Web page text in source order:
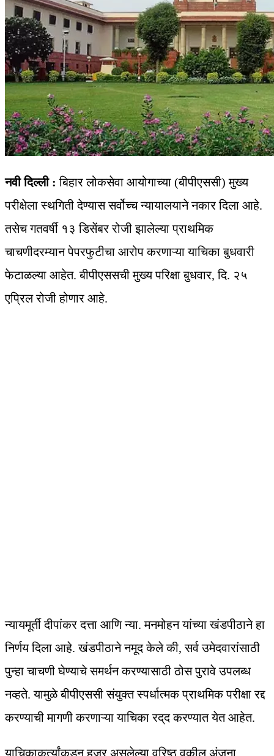
नवी दिल्ली : बिहार लोकसेवा आयोगाच्या (बीपीएससी) मुख्य
परीक्षेला स्थगिती देण्यास सर्वोच्‍च न्‍यायालयाने नकार दिला आहे.
तसेच गतवर्षी १३ डिसेंबर रोजी झालेल्या प्राथमिक
चाचणीदरम्यान पेपरफुटीचा आरोप करणाऱ्या याचिका बुधवारी
फेटाळल्या आहेत. बीपीएससची मुख्‍य परिक्षा बुधवार, दि. २५
एप्रिल रोजी होणार आहे.
न्यायमूर्ती दीपांकर दत्ता आणि न्‍या. मनमोहन यांच्या खंडपीठाने हा
निर्णय दिला आहे. खंडपीठाने नमूद केले की, सर्व उमेदवारांसाठी
पुन्हा चाचणी घेण्याचे समर्थन करण्यासाठी ठोस पुरावे उपलब्ध
नव्हते. यामुळे बीपीएससी संयुक्त स्पर्धात्मक प्राथमिक परीक्षा रद्द
करण्याची मागणी करणाऱ्या याचिका रद्‌द करण्‍यात येत आहेत.
याचिकाकर्त्यांकडून हजर असलेल्या वरिष्ठ वकील अंजना